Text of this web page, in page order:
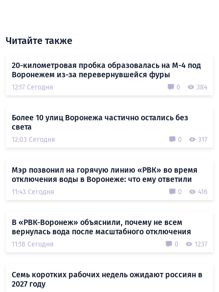
Читайте также
20-километровая пробка образовалась на М-4 под
Воронежем из-за перевернувшейся фуры
12:17 Сегодня 0 384
Более 10 улиц Воронежа частично остались без
света
12:03 Сегодня 0 317
Мэр позвонил на горячую линию «РВК» во время
отключения воды в Воронеже: что ему ответили
11:43 Сегодня 0 416
В «РВК-Воронеж» объяснили, почему не всем
вернулась вода после масштабного отключения
11:18 Сегодня 0 1237
Семь коротких рабочих недель ожидают россиян в
2027 году